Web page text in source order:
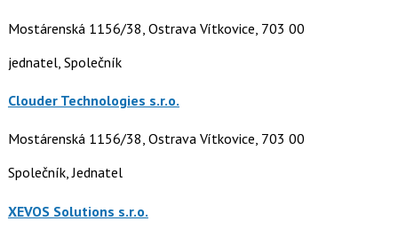
Mostárenská 1156/38, Ostrava Vítkovice, 703 00
jednatel, Společník
Clouder Technologies s.r.o.
Mostárenská 1156/38, Ostrava Vítkovice, 703 00
Společník, Jednatel
XEVOS Solutions s.r.o.